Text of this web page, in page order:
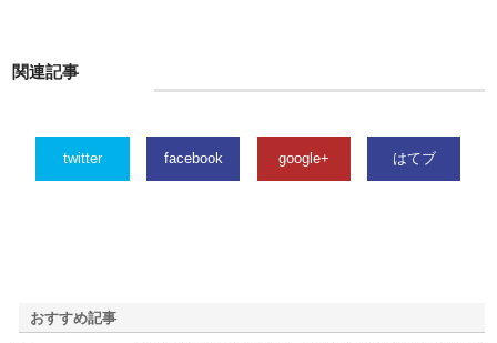
関連記事
twitter facebook google+ はてブ
おすすめ記事